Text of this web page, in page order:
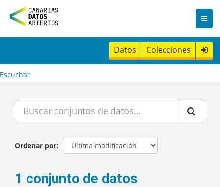
n
t
Datos Colecciones
Escuchar
Ordenar por
1 conjunto de datos